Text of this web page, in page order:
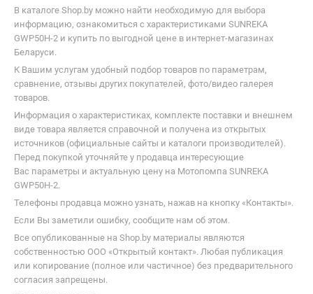
В каталоге Shop.by можно найти необходимую для выбора
информацию, ознакомиться с характеристиками SUNREKA
GWP50H-2 и купить по выгодной цене в интернет-магазинах
Беларуси.
К Вашим услугам удобный подбор товаров по параметрам,
сравнение, отзывы других покупателей, фото/видео галерея
товаров.
Информация о характеристиках, комплекте поставки и внешнем
виде товара является справочной и получена из открытых
источников (официальные сайты и каталоги производителей).
Перед покупкой уточняйте у продавца интересующие
Вас параметры и актуальную цену на Мотопомпа SUNREKA
GWP50H-2.
Телефоны продавца можно узнать, нажав на кнопку «Контакты».
Если Вы заметили ошибку, сообщите нам об этом.
Все опубликованные на Shop.by материалы являются
собственностью ООО «Открытый контакт». Любая публикация
или копирование (полное или частичное) без предварительного